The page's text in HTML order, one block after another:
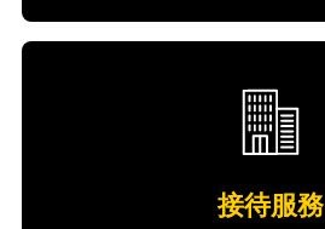
接待服務